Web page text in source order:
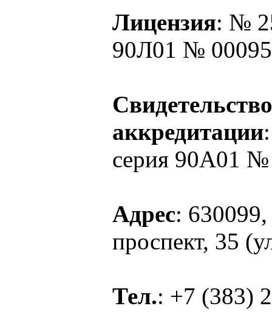
Лицензия: №
90Л01 №
аккредитации
серия 90А01 №
Адрес:
проспект, 35
Тел.: +7 (383)